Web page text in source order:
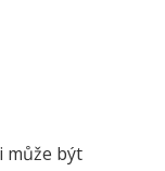
může být